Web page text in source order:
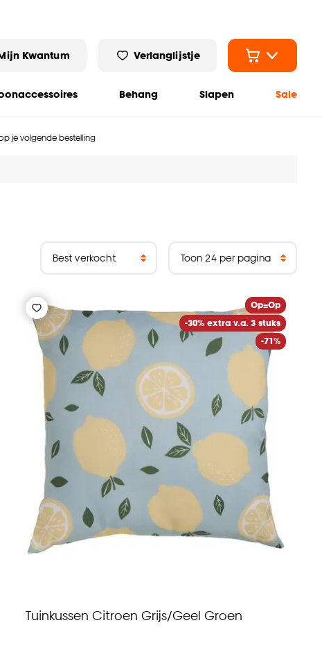
Kwantum Verlanglijstje
Behang Slapen Sale
je volgende bestelling
Op=Op
-30% extra v.a. 3 stuks
-71%
Tuinkussen Citroen Grijs/Geel Groen